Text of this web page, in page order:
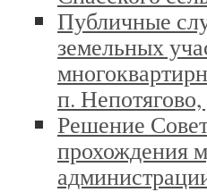
Публичные
земельных
п.
Решение
прохождения